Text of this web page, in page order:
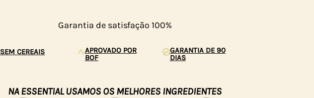
Garantia de satisfação 100%
SEM CEREAIS
APROVADO POR
BOF
GARANTIA DE 90
DIAS
NA ESSENTIAL USAMOS OS MELHORES INGREDIENTES